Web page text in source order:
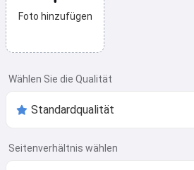
Foto hinzufügen
Wählen Sie die Qualität
Seitenverhältnis wählen